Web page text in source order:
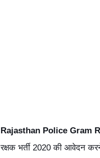
Rajasthan Police Gram
रक्षक भर्ती 2020 की आवेदन